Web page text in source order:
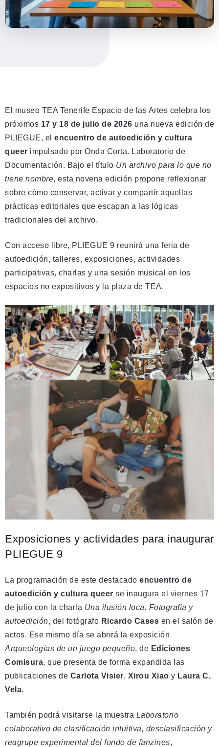
El museo TEA Tenerife Espacio de las Artes celebra los
próximos 17 y 18 de julio de 2026 una nueva edición de
PLIEGUE, el encuentro de autoedición y cultura
queer impulsado por Onda Corta. Laboratorio de
Documentación. Bajo el título Un archivo para lo que no
tiene nombre, esta novena edición propone reflexionar
sobre cómo conservar, activar y compartir aquellas
prácticas editoriales que escapan a las lógicas
tradicionales del archivo.
Con acceso libre, PLIEGUE 9 reunirá una feria de
autoedición, talleres, exposiciones, actividades
participativas, charlas y una sesión musical en los
espacios no expositivos y la plaza de TEA.
Exposiciones y actividades para inaugurar
PLIEGUE 9
La programación de este destacado encuentro de
autoedición y cultura queer se inaugura el viernes 17
de julio con la charla Una ilusión loca. Fotografía y
autoedición, del fotógrafo Ricardo Cases en el salón de
actos. Ese mismo día se abrirá la exposición
Arqueologías de un juego pequeño, de Ediciones
Comisura, que presenta de forma expandida las
publicaciones de Carlota Visier, Xirou Xiao y Laura C.
Vela.
También podrá visitarse la muestra Laboratorio
colaborativo de clasificación intuitiva, desclasificación y
reagrupe experimental del fondo de fanzines,